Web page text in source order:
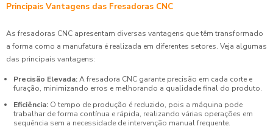
Principais Vantagens das Fresadoras CNC
As fresadoras CNC apresentam diversas vantagens que têm transformado
a forma como a manufatura é realizada em diferentes setores. Veja algumas
das principais vantagens:
Precisão Elevada:A fresadora CNC garante precisão em cada corte e
furação, minimizando erros e melhorando a qualidade final do produto.
Eficiência: O tempo de produção é reduzido, pois a máquina pode
trabalhar de forma contínua e rápida, realizando várias operações em
sequência sem a necessidade de intervenção manual frequente.